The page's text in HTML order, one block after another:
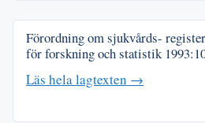
Förordning om sjukvårds-
för forskning och statistik
Läs hela lagtexten →